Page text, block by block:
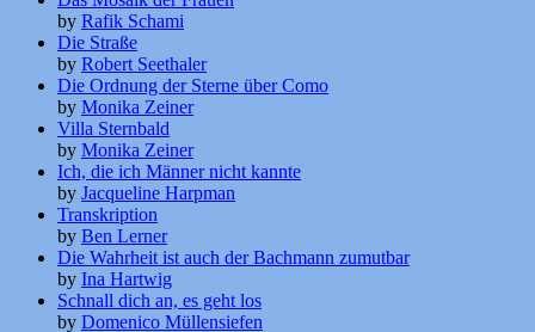
by Rafik Schami
Die Straße
by Robert Seethaler
Die Ordnung der Sterne über Como
by Monika Zeiner
Villa Sternbald
by Monika Zeiner
Ich, die ich Männer nicht kannte
by Jacqueline Harpman
Transkription
by Ben Lerner
Die Wahrheit ist auch der Bachmann zumutbar
by Ina Hartwig
Schnall dich an, es geht los
by Domenico Müllensiefen